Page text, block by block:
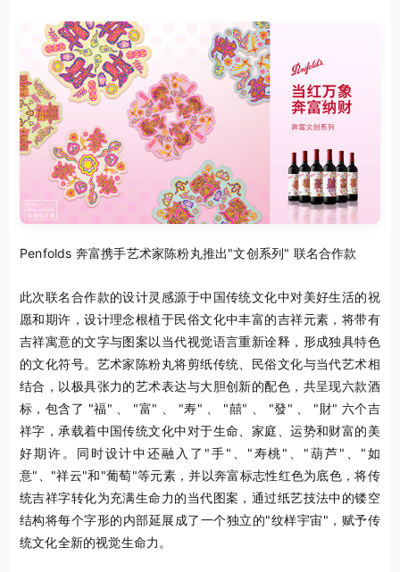
Penfolds 奔富携手艺术家陈粉丸推出"文创系列" 联名合作款
此次联名合作款的设计灵感源于中国传统文化中对美好生活的祝
愿和期许，设计理念根植于民俗文化中丰富的吉祥元素，将带有
吉祥寓意的文字与图案以当代视觉语言重新诠释，形成独具特色
的文化符号。艺术家陈粉丸将剪纸传统、民俗文化与当代艺术相
结合，以极具张力的艺术表达与大胆创新的配色，共呈现六款酒
标，包含了 "福" 、 "富" 、 "寿" 、 "囍" 、 "發" 、 "財" 六个吉
祥字，承载着中国传统文化中对于生命、家庭、运势和财富的美
好期许。同时设计中还融入了"手"、"寿桃"、"葫芦"、"如
意"、"祥云"和"葡萄"等元素，并以奔富标志性红色为底色，将传
统吉祥字转化为充满生命力的当代图案，通过纸艺技法中的镂空
结构将每个字形的内部延展成了一个独立的"纹样宇宙"，赋予传
统文化全新的视觉生命力。